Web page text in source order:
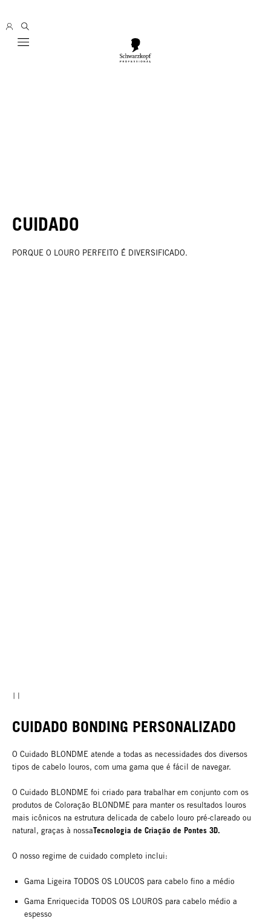
Mobile navigation
CUIDADO
PORQUE O LOURO PERFEITO É DIVERSIFICADO.
CUIDADO BONDING PERSONALIZADO
O Cuidado BLONDME atende a todas as necessidades dos diversos
tipos de cabelo louros, com uma gama que é fácil de navegar.
O Cuidado BLONDME foi criado para trabalhar em conjunto com os
produtos de Coloração BLONDME para manter os resultados louros
mais icônicos na estrutura delicada de cabelo louro pré-clareado ou
natural, graças à nossaTecnologia de Criação de Pontes 3D.
O nosso regime de cuidado completo inclui:
Gama Ligeira TODOS OS LOUCOS para cabelo fino a médio
Gama Enriquecida TODOS OS LOUROS para cabelo médio a
espesso